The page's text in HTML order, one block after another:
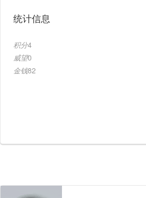
统计信息
积分4
威望0
金钱82